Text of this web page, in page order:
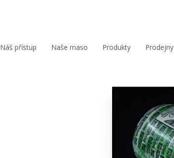
Náš přístup Naše maso Produkty Prodejny